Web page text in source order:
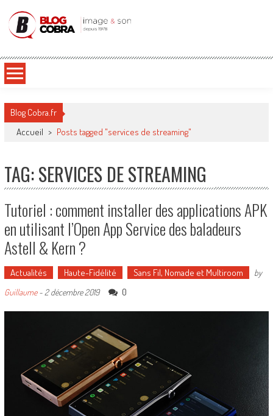
Blog Cobra
Blog Cobra.fr
Accueil > Posts tagged "services de streaming"
TAG: SERVICES DE STREAMING
Tutoriel : comment installer des applications APK
en utilisant l’Open App Service des baladeurs
Astell & Kern ?
Actualités Haute-Fidélité Sans Fil, Nomade et Multiroom
by
Guillaume- 2 décembre 2019 0